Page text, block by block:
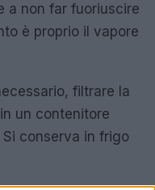
a non far fuoriuscire
è proprio il vapore
filtrare la
un contenitore
conserva in frigo